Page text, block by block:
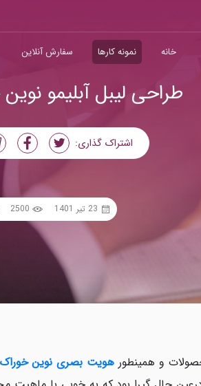
خانه نمونه کارها سفارش آنلاین
طراحی لیبل آبلیمو
اشتراک گذاری:
23 تیر 1401 2500
و همینطور هویت بصری نوین